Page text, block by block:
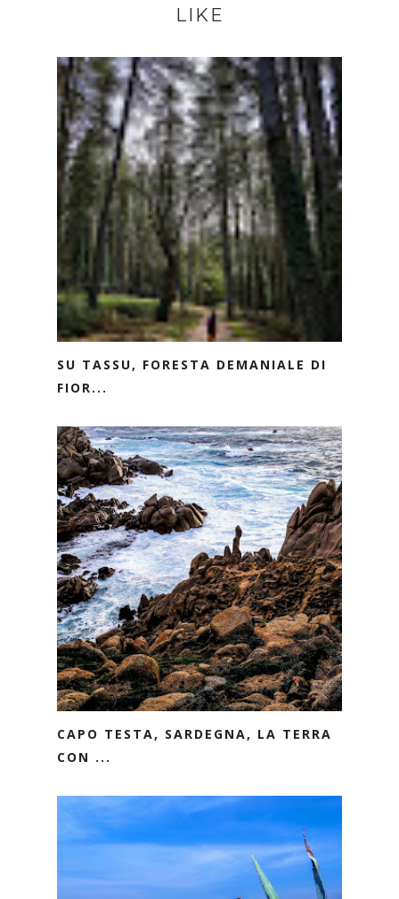
LIKE
SU TASSU, FORESTA DEMANIALE DI
FIOR...
CAPO TESTA, SARDEGNA, LA TERRA
CON ...